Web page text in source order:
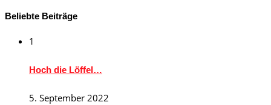
Beliebte Beiträge
1
Hoch die Löffel…
5. September 2022